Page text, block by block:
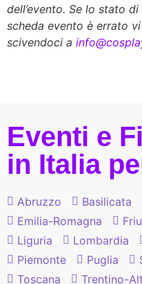
dell’evento. Se lo stato
scheda evento è errato
scivendoci a
Eventi e
in Italia
Abruzzo Basilicata
Emilia-Romagna
Liguria
Lombardia
Piemonte
Puglia
Toscana
Trentino-